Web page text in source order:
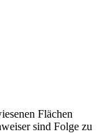
Flächen
sind Folge zu